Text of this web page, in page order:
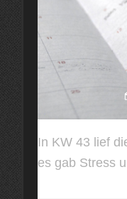
In KW 43 lief
es gab Stress